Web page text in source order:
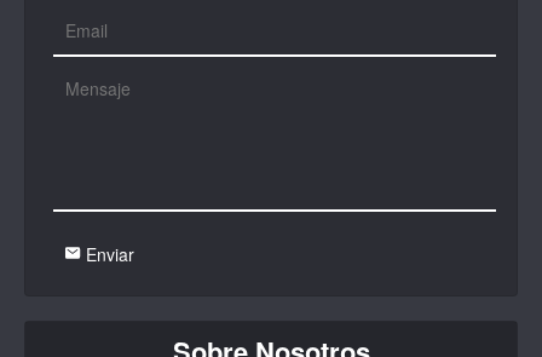
Enviar